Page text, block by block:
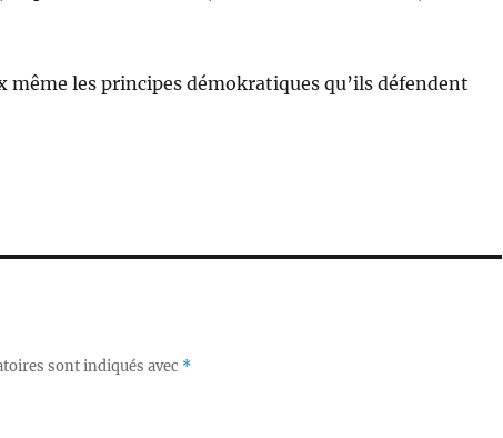
même les principes démokra­tiques qu’ils défend­ent
sont indiqués avec *